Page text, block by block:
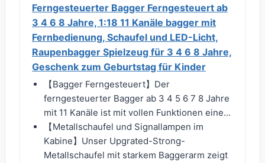
Ferngesteuerter Bagger Ferngesteuert ab
3 4 6 8 Jahre, 1:18 11 Kanäle bagger mit
Fernbedienung, Schaufel und LED-Licht,
Raupenbagger Spielzeug für 3 4 6 8 Jahre,
Geschenk zum Geburtstag für Kinder
【Bagger Ferngesteuert】Der
ferngesteuerter Bagger ab 3 4 5 6 7 8 Jahre
mit 11 Kanäle ist mit vollen Funktionen eine...
【Metallschaufel und Signallampen im
Kabine】Unser Upgrated-Strong-
Metallschaufel mit starkem Baggerarm zeigt